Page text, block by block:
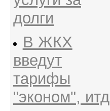
долги
В ЖКХ
введут
тарифы
"эконом", итд